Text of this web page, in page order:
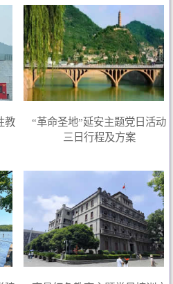
教
“革命圣地”延安主题党日活动
三日行程及方案